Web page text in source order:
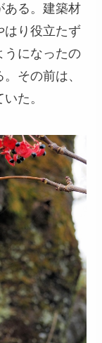
ある。建築材
はり役立たず
うになったの
その前は、
た。